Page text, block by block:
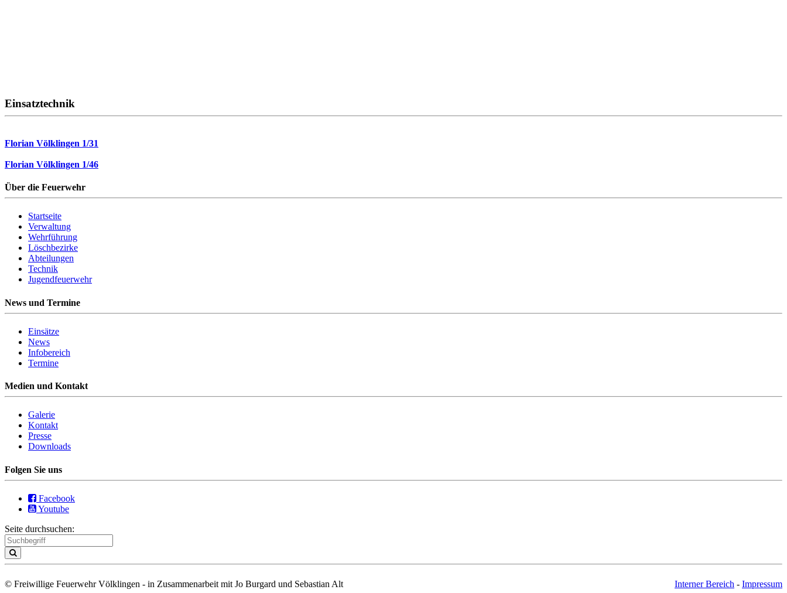
Einsatztechnik
Florian Völklingen 1/31
Florian Völklingen 1/46
Über die Feuerwehr
Startseite
Verwaltung
Wehrführung
Löschbezirke
Abteilungen
Technik
Jugendfeuerwehr
News und Termine
Einsätze
News
Infobereich
Termine
Medien und Kontakt
Galerie
Kontakt
Presse
Downloads
Folgen Sie uns
Facebook
Youtube
Seite durchsuchen:
© Freiwillige Feuerwehr Völklingen - in Zusammenarbeit mit Jo Burgard und Sebastian Alt Interner Bereich - Impressum